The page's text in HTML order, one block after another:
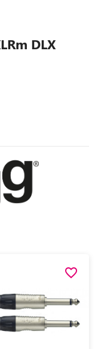
DLX
favorite_border